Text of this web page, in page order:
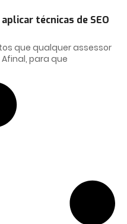
técnicas de SEO
que qualquer assessor
para que